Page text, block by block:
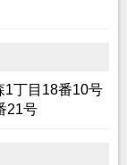
1丁目18番10号
21号